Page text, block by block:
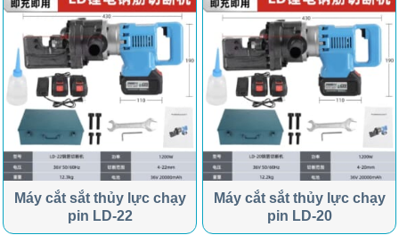
Máy cắt sắt thủy lực chạy
pin LD-22
Máy cắt sắt thủy lực chạy
pin LD-20